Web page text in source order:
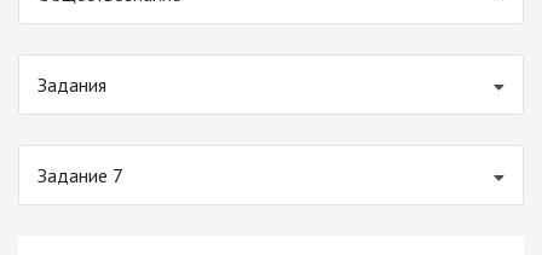
Задания
Задание 7